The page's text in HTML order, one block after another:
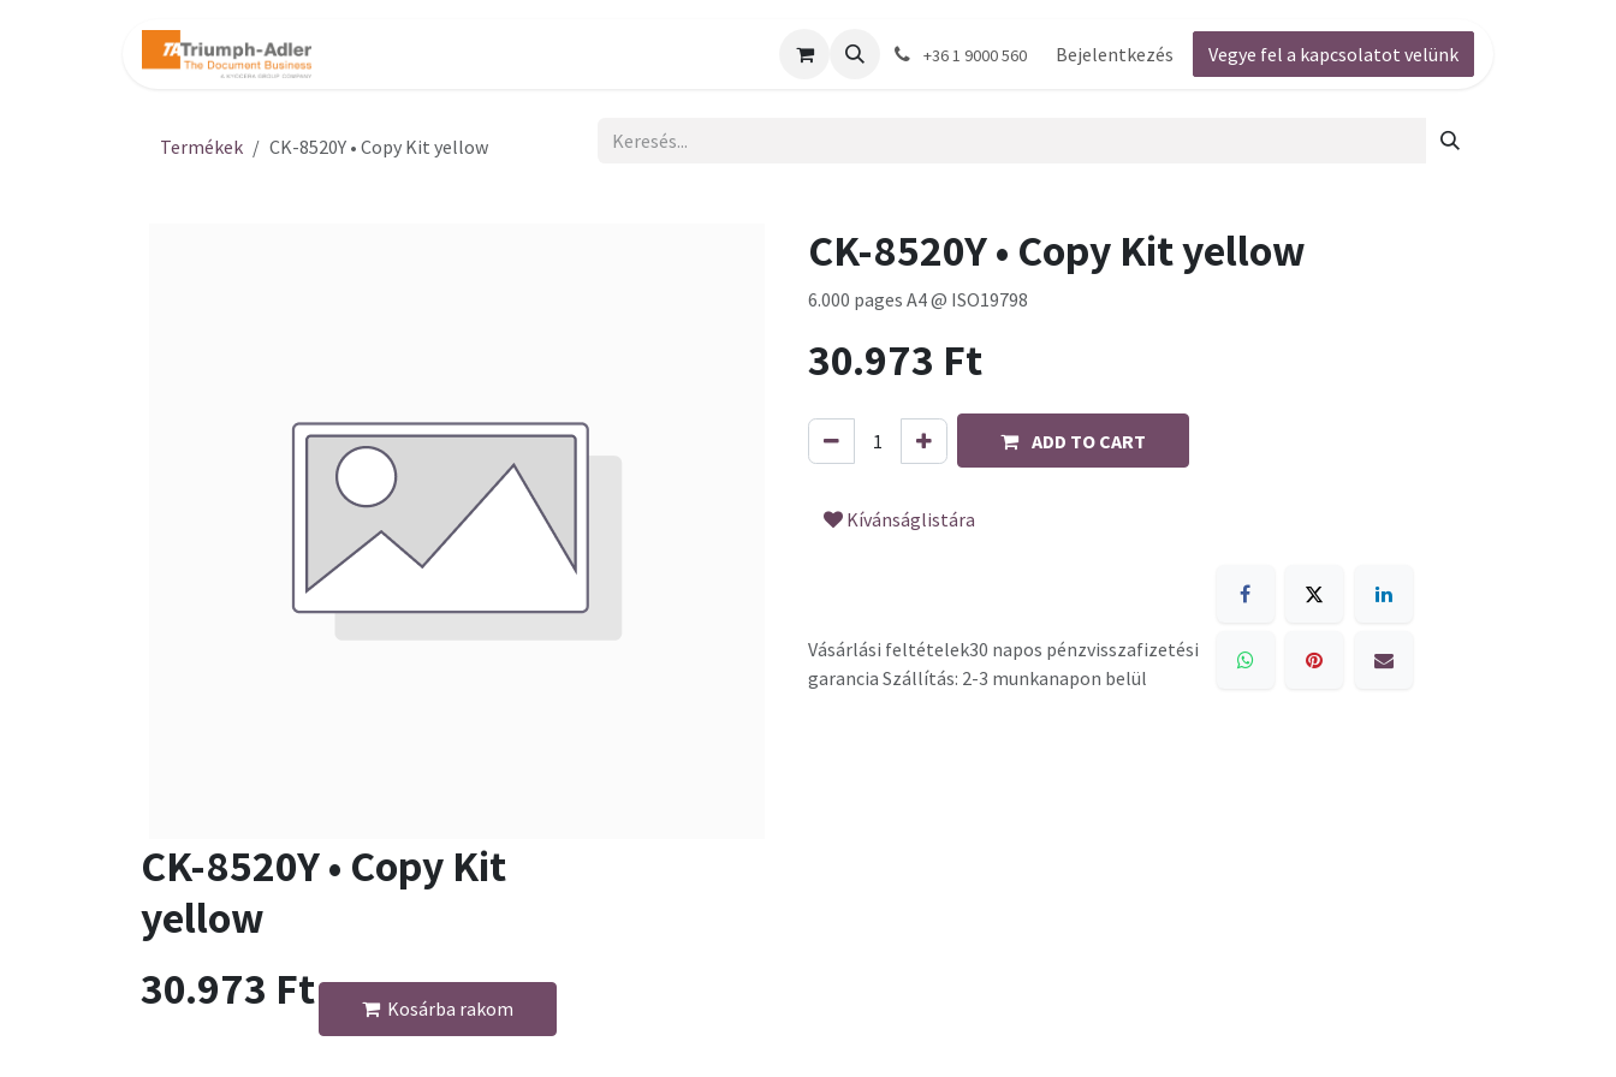
+36 1 9000 560 Bejelentkezés Vegye fel a kapcsolatot velünk
Termékek CK-8520Y • Copy Kit yellow
CK-8520Y • Copy Kit yellow
6.000 pages A4 @ ISO19798
30.973 Ft
ADD TO CART
Kívánságlistára
Vásárlási feltételek30 napos pénzvisszafizetési
garancia Szállítás: 2-3 munkanapon belül
CK-8520Y • Copy Kit
yellow
30.973 Ft Kosárba rakom